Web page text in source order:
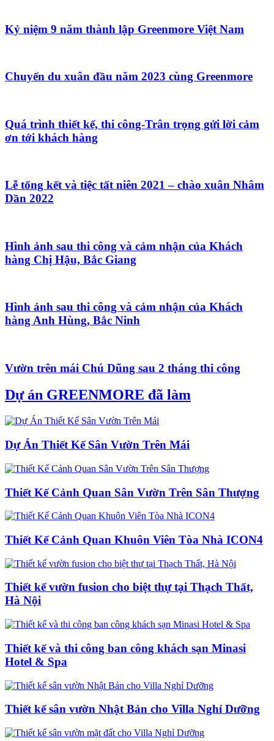
Kỷ niệm 9 năm thành lập Greenmore Việt Nam
Chuyến du xuân đầu năm 2023 cùng Greenmore
Quá trình thiết kế, thi công-Trân trọng gửi lời cảm
ơn tới khách hàng
Lễ tổng kết và tiệc tất niên 2021 – chào xuân Nhâm
Dần 2022
Hình ảnh sau thi công và cảm nhận của Khách
hàng Chị Hậu, Bắc Giang
Hình ảnh sau thi công và cảm nhận của Khách
hàng Anh Hùng, Bắc Ninh
Vườn trên mái Chú Dũng sau 2 tháng thi công
Dự án GREENMORE đã làm
Dự Án Thiết Kế Sân Vườn Trên Mái
Thiết Kế Cảnh Quan Sân Vườn Trên Sân Thượng
Thiết Kế Cảnh Quan Khuôn Viên Tòa Nhà ICON4
Thiết kế vườn fusion cho biệt thự tại Thạch Thất,
Hà Nội
Thiết kế và thi công ban công khách sạn Minasi
Hotel & Spa
Thiết kế sân vườn Nhật Bản cho Villa Nghỉ Dưỡng